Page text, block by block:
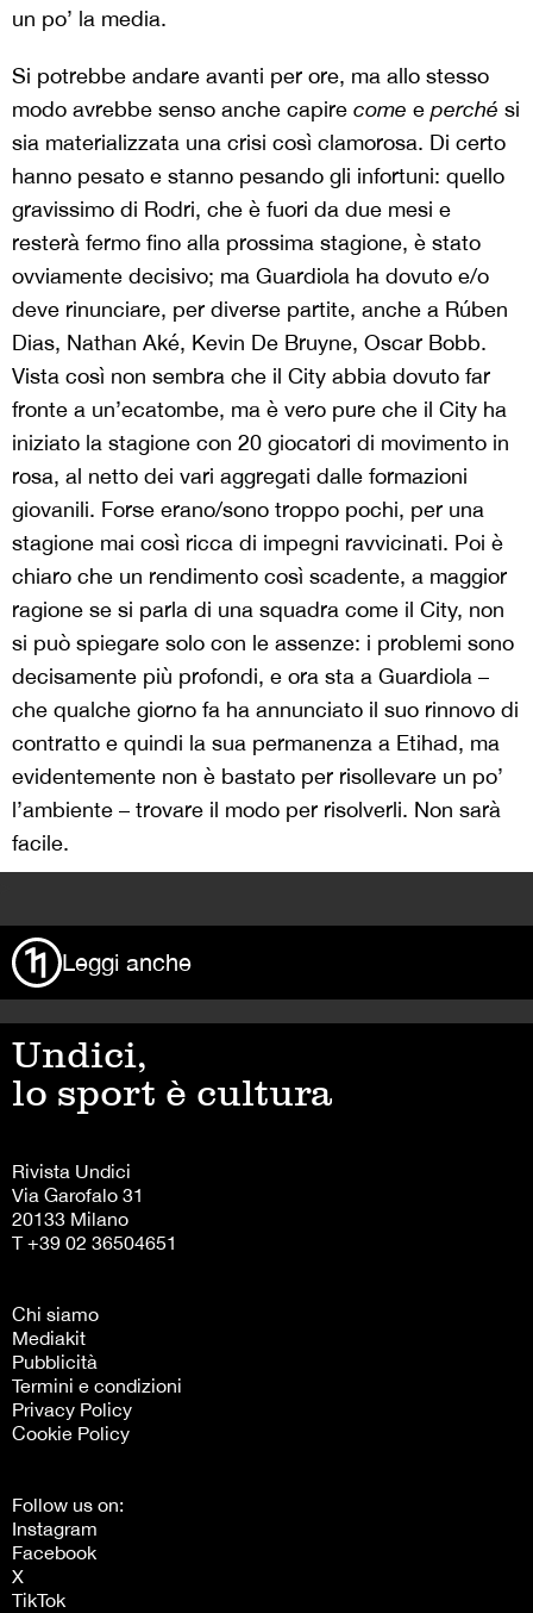
un po’ la media.
Si potrebbe andare avanti per ore, ma allo stesso
modo avrebbe senso anche capire come e perché si
sia materializzata una crisi così clamorosa. Di certo
hanno pesato e stanno pesando gli infortuni: quello
gravissimo di Rodri, che è fuori da due mesi e
resterà fermo fino alla prossima stagione, è stato
ovviamente decisivo; ma Guardiola ha dovuto e/o
deve rinunciare, per diverse partite, anche a Rúben
Dias, Nathan Aké, Kevin De Bruyne, Oscar Bobb.
Vista così non sembra che il City abbia dovuto far
fronte a un’ecatombe, ma è vero pure che il City ha
iniziato la stagione con 20 giocatori di movimento in
rosa, al netto dei vari aggregati dalle formazioni
giovanili. Forse erano/sono troppo pochi, per una
stagione mai così ricca di impegni ravvicinati. Poi è
chiaro che un rendimento così scadente, a maggior
ragione se si parla di una squadra come il City, non
si può spiegare solo con le assenze: i problemi sono
decisamente più profondi, e ora sta a Guardiola –
che qualche giorno fa ha annunciato il suo rinnovo di
contratto e quindi la sua permanenza a Etihad, ma
evidentemente non è bastato per risollevare un po’
l’ambiente – trovare il modo per risolverli. Non sarà
facile.
Leggi anche
Undici,
lo sport è cultura
Rivista Undici
Via Garofalo 31
20133 Milano
T +39 02 36504651
Chi siamo
Mediakit
Pubblicità
Termini e condizioni
Privacy Policy
Cookie Policy
Follow us on:
Instagram
Facebook
X
TikTok